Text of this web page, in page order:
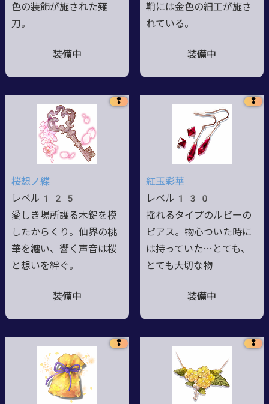
色の装飾が施された薙
刀。
装備中
鞘には金色の細工が施さ
れている。
装備中
❢
桜想ノ緤
レベル125
愛しき場所護る木鍵を模
したからくり。仙界の桃
華を纏い、響く声音は桜
と想いを絆ぐ。
装備中
❢
紅玉彩華
レベル130
揺れるタイプのルビーの
ピアス。物心ついた時に
は持っていた…とても、
とても大切な物
装備中
❢ ❢